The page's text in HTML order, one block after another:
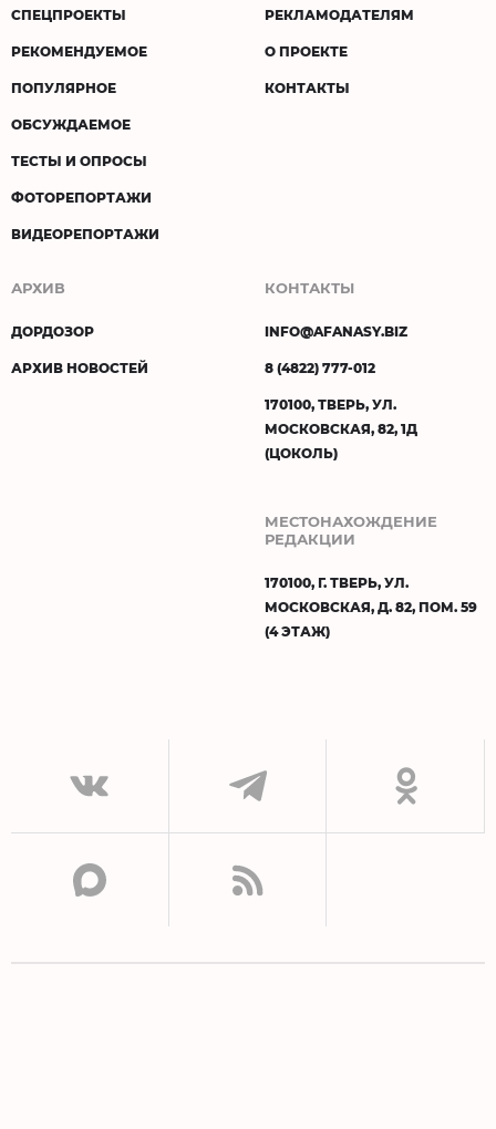
СПЕЦПРОЕКТЫ
РЕКОМЕНДУЕМОЕ
ПОПУЛЯРНОЕ
ОБСУЖДАЕМОЕ
ТЕСТЫ И ОПРОСЫ
ФОТОРЕПОРТАЖИ
ВИДЕОРЕПОРТАЖИ
РЕКЛАМОДАТЕЛЯМ
О ПРОЕКТЕ
КОНТАКТЫ
АРХИВ
ДОРДОЗОР
АРХИВ НОВОСТЕЙ
КОНТАКТЫ
INFO@AFANASY.BIZ
8 (4822) 777-012
170100, ТВЕРЬ, УЛ.
МОСКОВСКАЯ, 82, 1Д
(ЦОКОЛЬ)
МЕСТОНАХОЖДЕНИЕ
РЕДАКЦИИ
170100, Г. ТВЕРЬ, УЛ.
МОСКОВСКАЯ, Д. 82, ПОМ. 59
(4 ЭТАЖ)